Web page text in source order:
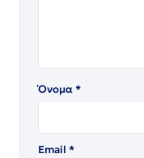
Όνομα*
Email *